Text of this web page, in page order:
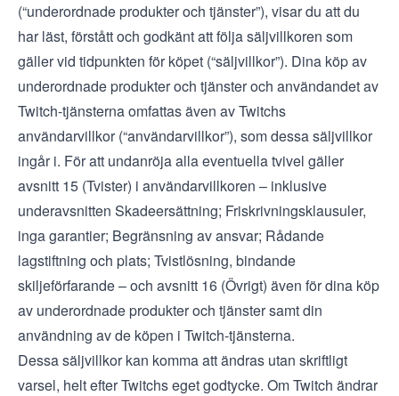
(“underordnade produkter och tjänster”), visar du att du
har läst, förstått och godkänt att följa säljvillkoren som
gäller vid tidpunkten för köpet (“säljvillkor”). Dina köp av
underordnade produkter och tjänster och användandet av
Twitch-tjänsterna omfattas även av Twitchs
användarvillkor(“användarvillkor”), som dessa säljvillkor
ingår i. För att undanröja alla eventuella tvivel gäller
avsnitt 15 (Tvister) i användarvillkoren – inklusive
underavsnitten Skadeersättning; Friskrivningsklausuler,
inga garantier; Begränsning av ansvar; Rådande
lagstiftning och plats; Tvistlösning, bindande
skiljeförfarande – och avsnitt 16 (Övrigt) även för dina köp
av underordnade produkter och tjänster samt din
användning av de köpen i Twitch-tjänsterna.
Dessa säljvillkor kan komma att ändras utan skriftligt
varsel, helt efter Twitchs eget godtycke. Om Twitch ändrar